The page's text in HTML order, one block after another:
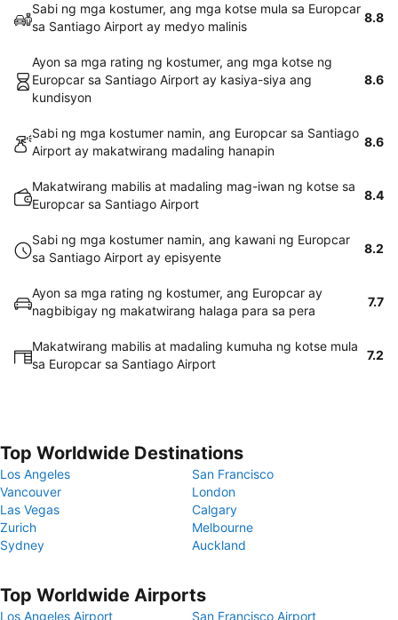
Sabi ng mga kostumer, ang mga kotse mula sa Europcar
sa Santiago Airport ay medyo malinis
8.8
Ayon sa mga rating ng kostumer, ang mga kotse ng
Europcar sa Santiago Airport ay kasiya-siya ang
kundisyon
8.6
Sabi ng mga kostumer namin, ang Europcar sa Santiago
Airport ay makatwirang madaling hanapin
8.6
Makatwirang mabilis at madaling mag-iwan ng kotse sa
Europcar sa Santiago Airport
8.4
Sabi ng mga kostumer namin, ang kawani ng Europcar
sa Santiago Airport ay episyente
8.2
Ayon sa mga rating ng kostumer, ang Europcar ay
nagbibigay ng makatwirang halaga para sa pera
7.7
Makatwirang mabilis at madaling kumuha ng kotse mula
sa Europcar sa Santiago Airport
7.2
Top Worldwide Destinations
Los Angeles
San Francisco
Vancouver
London
Las Vegas
Calgary
Zurich
Melbourne
Sydney
Auckland
Top Worldwide Airports
Los Angeles Airport San Francisco Airport